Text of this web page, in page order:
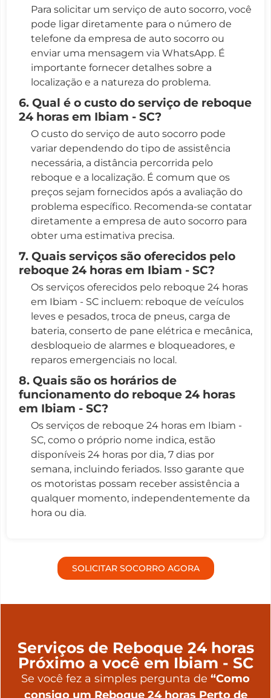
Para solicitar um serviço de auto socorro, você
pode ligar diretamente para o número de
telefone da empresa de auto socorro ou
enviar uma mensagem via WhatsApp. É
importante fornecer detalhes sobre a
localização e a natureza do problema.
6. Qual é o custo do serviço de reboque
24 horas em Ibiam - SC?
O custo do serviço de auto socorro pode
variar dependendo do tipo de assistência
necessária, a distância percorrida pelo
reboque e a localização. É comum que os
preços sejam fornecidos após a avaliação do
problema específico. Recomenda-se contatar
diretamente a empresa de auto socorro para
obter uma estimativa precisa.
7. Quais serviços são oferecidos pelo
reboque 24 horas em Ibiam - SC?
Os serviços oferecidos pelo reboque 24 horas
em Ibiam - SC incluem: reboque de veículos
leves e pesados, troca de pneus, carga de
bateria, conserto de pane elétrica e mecânica,
desbloqueio de alarmes e bloqueadores, e
reparos emergenciais no local.
8. Quais são os horários de
funcionamento do reboque 24 horas
em Ibiam - SC?
Os serviços de reboque 24 horas em Ibiam -
SC, como o próprio nome indica, estão
disponíveis 24 horas por dia, 7 dias por
semana, incluindo feriados. Isso garante que
os motoristas possam receber assistência a
qualquer momento, independentemente da
hora ou dia.
SOLICITAR SOCORRO AGORA
Serviços de Reboque 24 horas
Próximo a você em Ibiam - SC
Se você fez a simples pergunta de “Como
consigo um Reboque 24 horas Perto de